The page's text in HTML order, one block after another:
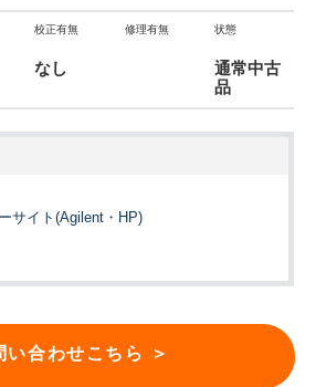
校正有無
なし
修理有無 状態
通常中古
品
サイト(Agilent・HP)
い合わせこちら ＞